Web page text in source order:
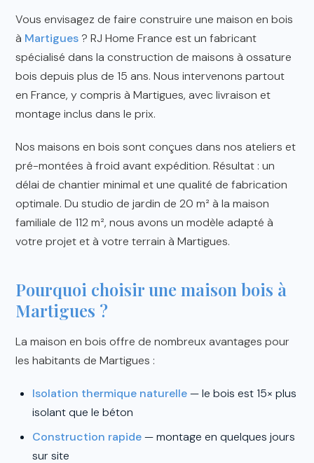
Vous envisagez de faire construire une maison en bois
à Martigues ? RJ Home France est un fabricant
spécialisé dans la construction de maisons à ossature
bois depuis plus de 15 ans. Nous intervenons partout
en France, y compris à Martigues, avec livraison et
montage inclus dans le prix.
Nos maisons en bois sont conçues dans nos ateliers et
pré-montées à froid avant expédition. Résultat : un
délai de chantier minimal et une qualité de fabrication
optimale. Du studio de jardin de 20 m² à la maison
familiale de 112 m², nous avons un modèle adapté à
votre projet et à votre terrain à Martigues.
Pourquoi choisir une maison bois à
Martigues ?
La maison en bois offre de nombreux avantages pour
les habitants de Martigues :
Isolation thermique naturelle— le bois est 15× plus
isolant que le béton
Construction rapide— montage en quelques jours
sur site